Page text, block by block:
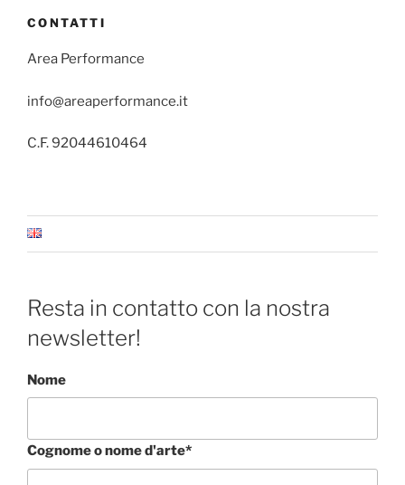
CONTATTI
Area Performance
info@areaperformance.it
C.F. 92044610464
Resta in contatto con la nostra
newsletter!
Nome
Cognome o nome d'arte*